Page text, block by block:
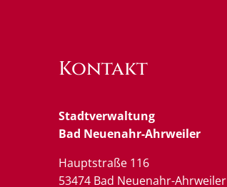
Kontakt
Stadtverwaltung
Bad Neuenahr-Ahrweiler
Hauptstraße 116
53474 Bad Neuenahr-Ahrweiler